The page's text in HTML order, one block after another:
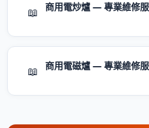
📖 商用電炒爐 — 專業維修
📖 商用電磁爐 — 專業維修